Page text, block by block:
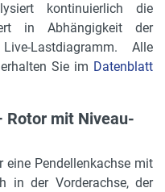
%
kontinuierlich die
in Abhängigkeit der
Lastdiagramm. Alle
Sie im Datenblatt
Rotor mit Niveau-
eine Pendellenkachse mit
in der Vorderachse, der